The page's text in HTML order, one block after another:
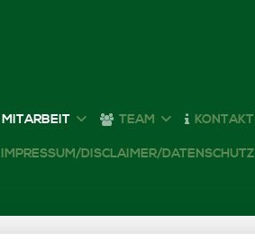
MITARBEIT TEAM KONTAKT
IMPRESSUM/DISCLAIMER/DATENSCHUTZ